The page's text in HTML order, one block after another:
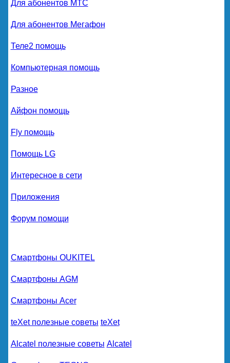
Для абонентов МТС
Для абонентов Мегафон
Теле2 помощь
Компьютерная помощь
Разное
Айфон помощь
Fly помощь
Помощь LG
Интересное в сети
Приложения
Форум помощи
Смартфоны OUKITEL
Смартфоны AGM
Смартфоны Acer
teXet полезные советы teXet
Alcatel полезные советы Alcatel